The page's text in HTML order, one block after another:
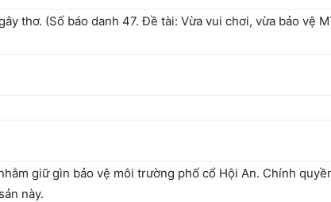
thơ. (Số báo danh 47. Đề tài: Vừa vui chơi, vừa bảo vệ
giữ gìn bảo vệ môi trường phố cổ Hội An. Chính
này.